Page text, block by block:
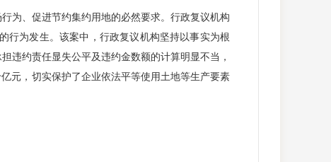
为、促进节约集约用地的必然要求。行政复议机构
行为发生。该案中，行政复议机构坚持以事实为根
违约责任显失公平及违约金数额的计算明显不当，
元，切实保护了企业依法平等使用土地等生产要素